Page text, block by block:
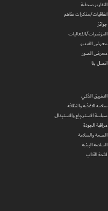
التقارير صحفية
اتفاقيات/مذكرات تفاهم
جوائز
المؤتمرات/الفعاليات
معرض الفيديو
معرض الصور
اتصل بنا
التطبيق الذكي
سلامة الاغذية والنظافة
سياسة الاسترجاع والاستبدال
مراقبة الجودة
الصحة والسلامة
السلامة البيئية
لائحة الآداب